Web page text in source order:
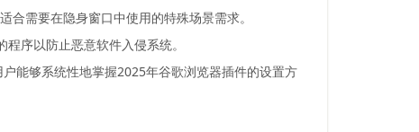
需要在隐身窗口中使用的特殊场景需求。
序以防止恶意软件入侵系统。
能够系统性地掌握2025年谷歌浏览器插件的设置方